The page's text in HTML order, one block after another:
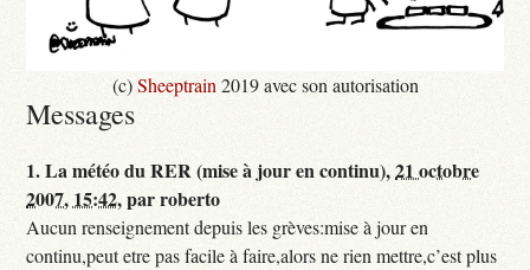
(c)Sheeptrain 2019 avec son autorisation
Messages
1.La météo du RER (mise à jour en continu),21 octobre
2007, 15:42,parroberto
Aucun renseignement depuis les grèves:mise à jour en
continu,peut etre pas facile à faire,alors ne rien mettre,c’est plus